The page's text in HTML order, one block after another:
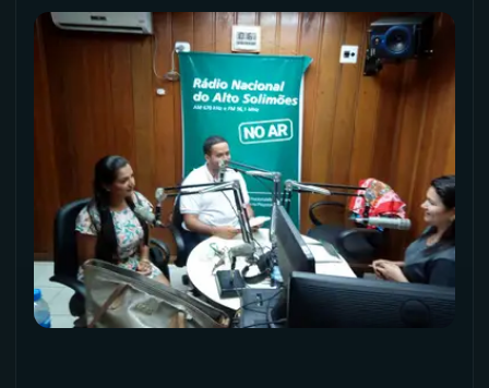
Instagram X